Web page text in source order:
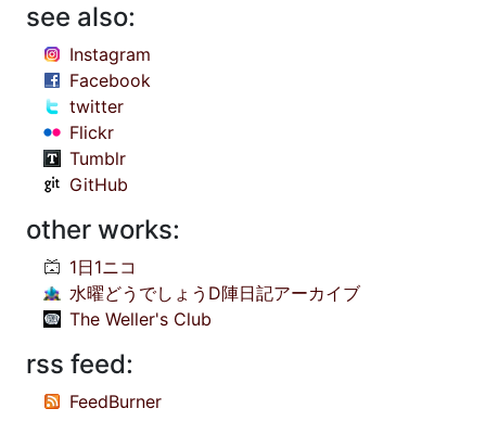
see also:
Instagram
Facebook
twitter
Flickr
Tumblr
GitHub
other works:
1日1ニコ
水曜どうでしょうD陣日記アーカイブ
The Weller's Club
rss feed:
FeedBurner